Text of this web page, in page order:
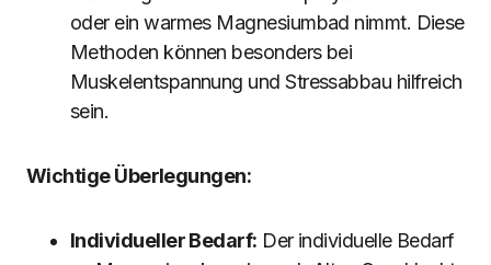
oder ein warmes Magnesiumbad nimmt. Diese
Methoden können besonders bei
Muskelentspannung und Stressabbau hilfreich
sein.
Wichtige Überlegungen:
Individueller Bedarf: Der individuelle Bedarf